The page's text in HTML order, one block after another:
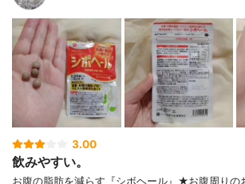
3.00
飲みやすい。
お腹の脂肪を減らす『シボヘール』★お腹周りの